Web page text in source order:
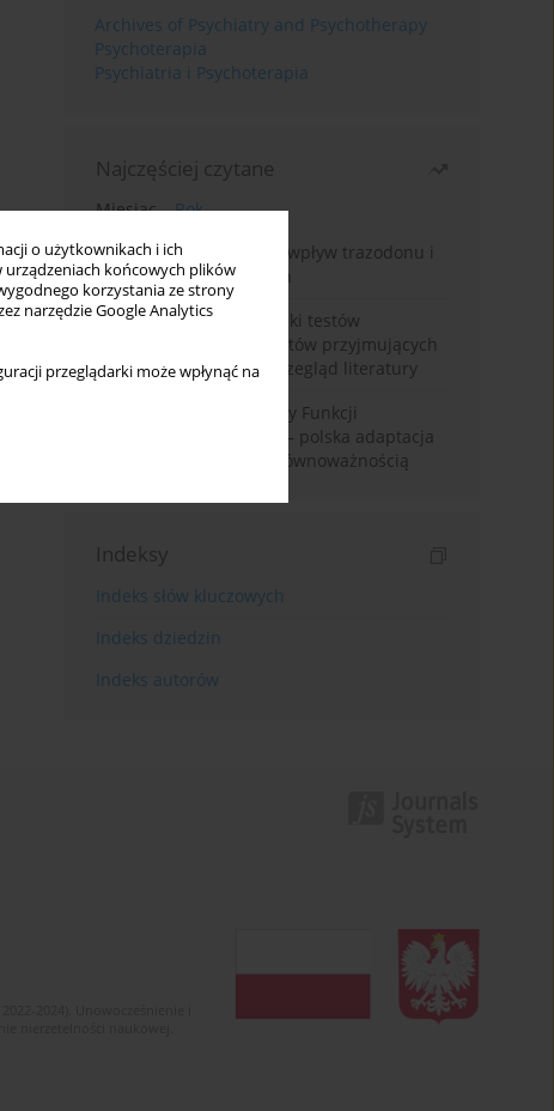
o użytkownikach i ich
końcowych plików
korzystania ze strony
narzędzie Google Analytics
przeglądarki może wpłynąć na
Archives of Psychiatry and Psychotherapy
Psychoterapia
Psychiatria i Psychoterapia
Najczęściej czytane
Miesiąc
Rok
Leczenie bezsenności – wpływ trazodonu i
leków nasennych na sen
Fałszywie dodatnie wyniki testów
narkotykowych u pacjentów przyjmujących
leki psychotropowe – przegląd literatury
Montrealska Skala Oceny Funkcji
Poznawczych MoCA 7.2.– polska adaptacja
metody i badania nad równoważnością
Indeksy
Indeks słów kluczowych
Indeks dziedzin
Indeks autorów